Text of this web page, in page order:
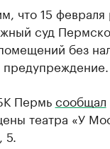
что 15 февраля
суд
без
Пермьсообщал
театра «У